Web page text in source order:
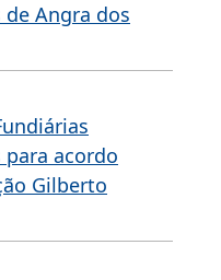
Angra dos
acordo
Gilberto